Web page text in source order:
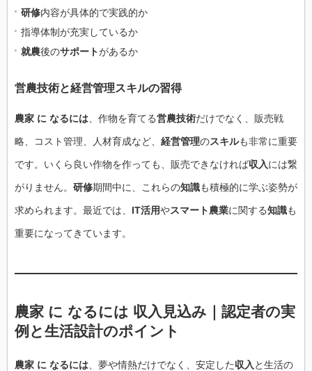
研修内容が具体的で実践的か
指導体制が充実しているか
就農後のサポートがあるか
営農技術と経営管理スキルの習得
農家 に なるには 、作物を育てる営農技術だけでなく、販売戦
略、コスト管理、人材育成など、 経営管理のスキルも非常に重要
です。いくら良い作物を作っても、販売できなければ収入には繋
がりません。 研修期間中に、これらの知識も積極的に学ぶ姿勢が
求められます。最近では、 IT活用やスマート農業に関する知識も
重要になってきています。
農家 に なるには 収入見込み｜認定者の実
例と生活設計のポイント
農家 に なるには 、夢や情熱だけでなく、安定した収入 と生活の